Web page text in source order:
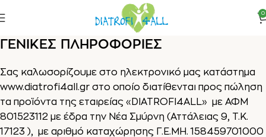
0
ΓΕΝΙΚΕΣ ΠΛΗΡΟΦΟΡΙΕΣ
Σας καλωσορίζουμε στο ηλεκτρονικό μας κατάστημα
www.diatrofi4all.gr στο οποίο διατίθενται προς πώληση
τα προϊόντα της εταιρείας «DIATROFI4ALL» με ΑΦΜ
801523112 με έδρα την Νέα Σμύρνη (Αττάλειας 9, Τ.Κ.
17123 ), με αριθμό καταχώρησης Γ.Ε.ΜΗ. 158459701000